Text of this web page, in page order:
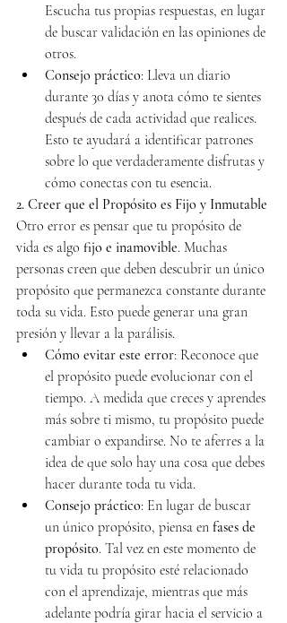
Escucha tus propias respuestas, en lugar
de buscar validación en las opiniones de
otros.
Consejo práctico: Lleva un diario
durante 30 días y anota cómo te sientes
después de cada actividad que realices.
Esto te ayudará a identificar patrones
sobre lo que verdaderamente disfrutas y
cómo conectas con tu esencia.
2. Creer que el Propósito es Fijo y Inmutable
Otro error es pensar que tu propósito de
vida es algo fijo e inamovible. Muchas
personas creen que deben descubrir un único
propósito que permanezca constante durante
toda su vida. Esto puede generar una gran
presión y llevar a la parálisis.
Cómo evitar este error: Reconoce que
el propósito puede evolucionar con el
tiempo. A medida que creces y aprendes
más sobre ti mismo, tu propósito puede
cambiar o expandirse. No te aferres a la
idea de que solo hay una cosa que debes
hacer durante toda tu vida.
Consejo práctico: En lugar de buscar
un único propósito, piensa en fases de
propósito. Tal vez en este momento de
tu vida tu propósito esté relacionado
con el aprendizaje, mientras que más
adelante podría girar hacia el servicio a